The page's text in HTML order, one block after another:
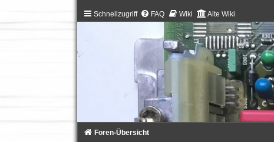
Schnellzugriff FAQ Wiki Alte Wiki
Foren-Übersicht